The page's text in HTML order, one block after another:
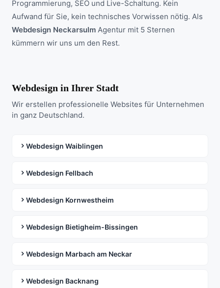
Programmierung, SEO und Live-Schaltung. Kein
Aufwand für Sie, kein technisches Vorwissen nötig. Als
Webdesign Neckarsulm Agentur mit 5 Sternen
kümmern wir uns um den Rest.
Webdesign in Ihrer Stadt
Wir erstellen professionelle Websites für Unternehmen
in ganz Deutschland.
Webdesign Waiblingen
Webdesign Fellbach
Webdesign Kornwestheim
Webdesign Bietigheim-Bissingen
Webdesign Marbach am Neckar
Webdesign Backnang